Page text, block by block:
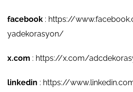
facebook : https://
yadekorasyon/
x.com : https://x.com/
linkedin : https://